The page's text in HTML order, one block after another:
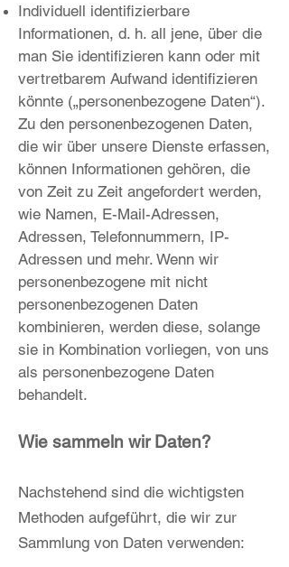
Individuell identifizierbare
Informationen, d. h. all jene, über die
man Sie identifizieren kann oder mit
vertretbarem Aufwand identifizieren
könnte („personenbezogene Daten“).
Zu den personenbezogenen Daten,
die wir über unsere Dienste erfassen,
können Informationen gehören, die
von Zeit zu Zeit angefordert werden,
wie Namen, E-Mail-Adressen,
Adressen, Telefonnummern, IP-
Adressen und mehr. Wenn wir
personenbezogene mit nicht
personenbezogenen Daten
kombinieren, werden diese, solange
sie in Kombination vorliegen, von uns
als personenbezogene Daten
behandelt.
Wie sammeln wir Daten?
Nachstehend sind die wichtigsten
Methoden aufgeführt, die wir zur
Sammlung von Daten verwenden: